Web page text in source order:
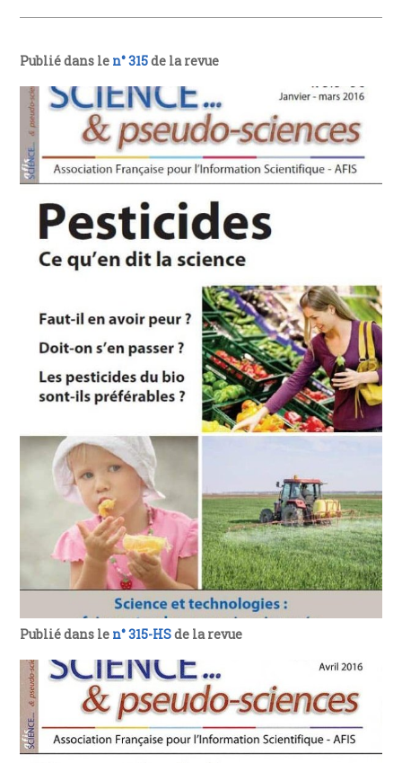
Publié dans le n° 315de la revue
Publié dans le n° 315-HSde la revue